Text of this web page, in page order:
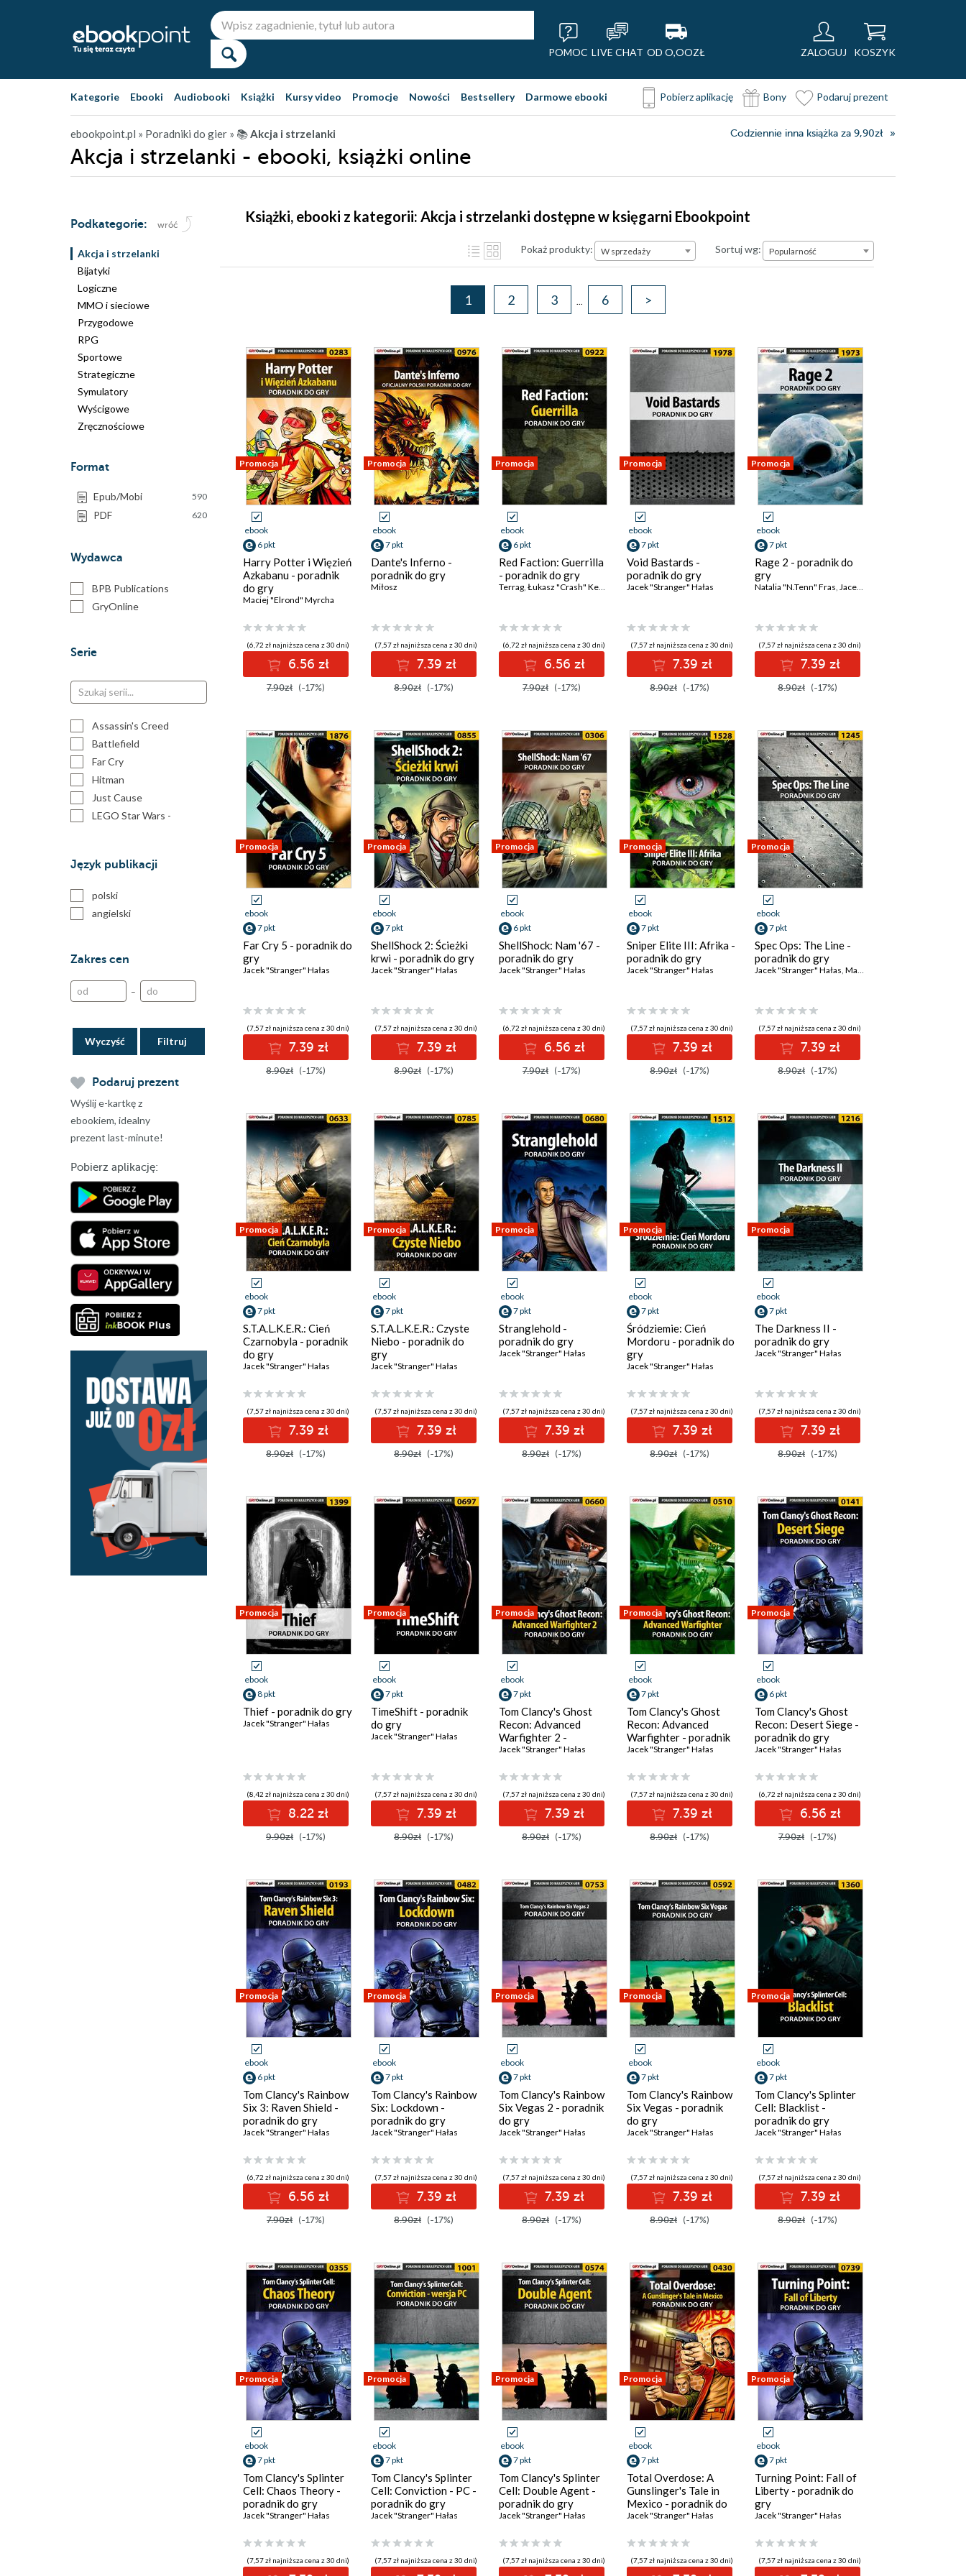
POMOC LIVE CHAT OD O,OOZŁ ZALOGUJ KOSZYK
Kategorie Ebooki Audiobooki Książki Kursy video Promocje Nowości Bestsellery Darmowe ebooki Pobierz aplikację Bony Podaruj prezent
ebookpoint.pl » Poradniki do gier » 📚Akcja i strzelanki Codziennie inna książka za 9,90zł
Akcja i strzelanki - ebooki, książki online
Podkategorie: wróć
Akcja i strzelanki
Bijatyki
Logiczne
MMO i sieciowe
Przygodowe
RPG
Sportowe
Strategiczne
Symulatory
Wyścigowe
Zręcznościowe
Format
Epub/Mobi 590
PDF 620
Wydawca
BPB Publications
GryOnline
Serie
Assassin's Creed
Battlefield
Far Cry
Hitman
Just Cause
LEGO Star Wars -
gry
Język publikacji
polski
angielski
Zakres cen
–
Wyczyść
Podaruj prezent
Wyślij e-kartkę z
ebookiem, idealny
prezent last-minute!
Pobierz aplikację:
Książki, ebooki z kategorii: Akcja i strzelanki dostępne w księgarni Ebookpoint
Pokaż produkty: W sprzedaży Sortuj wg:Popularność
Popularność
1 2 3 ... 6 >
Promocja
ebook
6 pkt
Harry Potter i Więzień
Azkabanu - poradnik
do gry
Maciej "Elrond" Myrcha
(6,72 zł najniższa cena z 30 dni)
6.56 zł
7.90zł (-17%)
Promocja
ebook
7 pkt
Dante's Inferno -
poradnik do gry
Miłosz
(7,57 zł najniższa cena z 30 dni)
7.39 zł
8.90zł (-17%)
Promocja
ebook
6 pkt
Red Faction: Guerrilla
- poradnik do gry
Terrag, Łukasz "Crash" Kendryna
(6,72 zł najniższa cena z 30 dni)
6.56 zł
7.90zł (-17%)
Promocja
ebook
7 pkt
Void Bastards -
poradnik do gry
Jacek "Stranger" Hałas
(7,57 zł najniższa cena z 30 dni)
7.39 zł
8.90zł (-17%)
Promocja
ebook
7 pkt
Rage 2 - poradnik do
gry
Natalia "N.Tenn" Fras, Jacek "Stranger" Hałas
(7,57 zł najniższa cena z 30 dni)
7.39 zł
8.90zł (-17%)
Promocja
ebook
7 pkt
Far Cry 5 - poradnik do
gry
Jacek "Stranger" Hałas
(7,57 zł najniższa cena z 30 dni)
7.39 zł
8.90zł (-17%)
Promocja
ebook
7 pkt
ShellShock 2: Ścieżki
krwi - poradnik do gry
Jacek "Stranger" Hałas
(7,57 zł najniższa cena z 30 dni)
7.39 zł
8.90zł (-17%)
Promocja
ebook
6 pkt
ShellShock: Nam '67 -
poradnik do gry
Jacek "Stranger" Hałas
(6,72 zł najniższa cena z 30 dni)
6.56 zł
7.90zł (-17%)
Promocja
ebook
7 pkt
Sniper Elite III: Afrika -
poradnik do gry
Jacek "Stranger" Hałas
(7,57 zł najniższa cena z 30 dni)
7.39 zł
8.90zł (-17%)
Promocja
ebook
7 pkt
Spec Ops: The Line -
poradnik do gry
Jacek "Stranger" Hałas, Maciej "Elrond" Myrcha
(7,57 zł najniższa cena z 30 dni)
7.39 zł
8.90zł (-17%)
Promocja
ebook
7 pkt
S.T.A.L.K.E.R.: Cień
Czarnobyla - poradnik
do gry
Jacek "Stranger" Hałas
(7,57 zł najniższa cena z 30 dni)
7.39 zł
8.90zł (-17%)
Promocja
ebook
7 pkt
S.T.A.L.K.E.R.: Czyste
Niebo - poradnik do
gry
Jacek "Stranger" Hałas
(7,57 zł najniższa cena z 30 dni)
7.39 zł
8.90zł (-17%)
Promocja
ebook
7 pkt
Stranglehold -
poradnik do gry
Jacek "Stranger" Hałas
(7,57 zł najniższa cena z 30 dni)
7.39 zł
8.90zł (-17%)
Promocja
ebook
7 pkt
Śródziemie: Cień
Mordoru - poradnik do
gry
Jacek "Stranger" Hałas
(7,57 zł najniższa cena z 30 dni)
7.39 zł
8.90zł (-17%)
Promocja
ebook
7 pkt
The Darkness II -
poradnik do gry
Jacek "Stranger" Hałas
(7,57 zł najniższa cena z 30 dni)
7.39 zł
8.90zł (-17%)
Promocja
ebook
8 pkt
Thief - poradnik do gry
Jacek "Stranger" Hałas
(8,42 zł najniższa cena z 30 dni)
8.22 zł
9.90zł (-17%)
Promocja
ebook
7 pkt
TimeShift - poradnik
do gry
Jacek "Stranger" Hałas
(7,57 zł najniższa cena z 30 dni)
7.39 zł
8.90zł (-17%)
Promocja
ebook
7 pkt
Tom Clancy's Ghost
Recon: Advanced
Warfighter 2 -
poradnik do gry
Jacek "Stranger" Hałas
(7,57 zł najniższa cena z 30 dni)
7.39 zł
8.90zł (-17%)
Promocja
ebook
7 pkt
Tom Clancy's Ghost
Recon: Advanced
Warfighter - poradnik
do gry
Jacek "Stranger" Hałas
(7,57 zł najniższa cena z 30 dni)
7.39 zł
8.90zł (-17%)
Promocja
ebook
6 pkt
Tom Clancy's Ghost
Recon: Desert Siege -
poradnik do gry
Jacek "Stranger" Hałas
(6,72 zł najniższa cena z 30 dni)
6.56 zł
7.90zł (-17%)
Promocja
ebook
6 pkt
Tom Clancy's Rainbow
Six 3: Raven Shield -
poradnik do gry
Jacek "Stranger" Hałas
(6,72 zł najniższa cena z 30 dni)
6.56 zł
7.90zł (-17%)
Promocja
ebook
7 pkt
Tom Clancy's Rainbow
Six: Lockdown -
poradnik do gry
Jacek "Stranger" Hałas
(7,57 zł najniższa cena z 30 dni)
7.39 zł
8.90zł (-17%)
Promocja
ebook
7 pkt
Tom Clancy's Rainbow
Six Vegas 2 - poradnik
do gry
Jacek "Stranger" Hałas
(7,57 zł najniższa cena z 30 dni)
7.39 zł
8.90zł (-17%)
Promocja
ebook
7 pkt
Tom Clancy's Rainbow
Six Vegas - poradnik
do gry
Jacek "Stranger" Hałas
(7,57 zł najniższa cena z 30 dni)
7.39 zł
8.90zł (-17%)
Promocja
ebook
7 pkt
Tom Clancy's Splinter
Cell: Blacklist -
poradnik do gry
Jacek "Stranger" Hałas
(7,57 zł najniższa cena z 30 dni)
7.39 zł
8.90zł (-17%)
Promocja
ebook
7 pkt
Tom Clancy's Splinter
Cell: Chaos Theory -
poradnik do gry
Jacek "Stranger" Hałas
(7,57 zł najniższa cena z 30 dni)
Promocja
ebook
7 pkt
Tom Clancy's Splinter
Cell: Conviction - PC -
poradnik do gry
Jacek "Stranger" Hałas
(7,57 zł najniższa cena z 30 dni)
Promocja
ebook
7 pkt
Tom Clancy's Splinter
Cell: Double Agent -
poradnik do gry
Jacek "Stranger" Hałas
(7,57 zł najniższa cena z 30 dni)
Promocja
ebook
7 pkt
Total Overdose: A
Gunslinger's Tale in
Mexico - poradnik do
gry
Jacek "Stranger" Hałas
(7,57 zł najniższa cena z 30 dni)
Promocja
ebook
7 pkt
Turning Point: Fall of
Liberty - poradnik do
gry
Jacek "Stranger" Hałas
(7,57 zł najniższa cena z 30 dni)